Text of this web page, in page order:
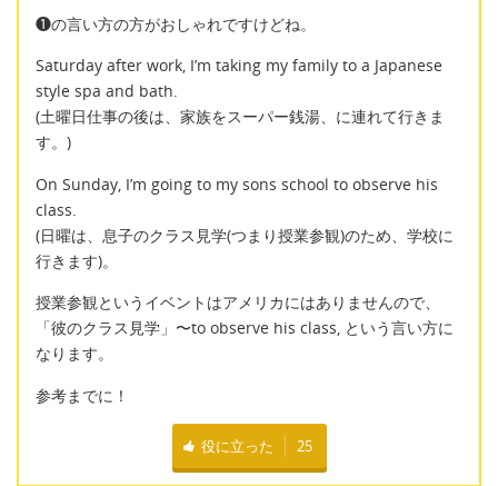
❶の言い方の方がおしゃれですけどね。
Saturday after work, I’m taking my family to a Japanese
style spa and bath.
(土曜日仕事の後は、家族をスーパー銭湯、に連れて行きま
す。)
On Sunday, I’m going to my sons school to observe his
class.
(日曜は、息子のクラス見学(つまり授業参観)のため、学校に
行きます)。
授業参観というイベントはアメリカにはありませんので、
「彼のクラス見学」〜to observe his class, という言い方に
なります。
参考までに！
役に立った 25